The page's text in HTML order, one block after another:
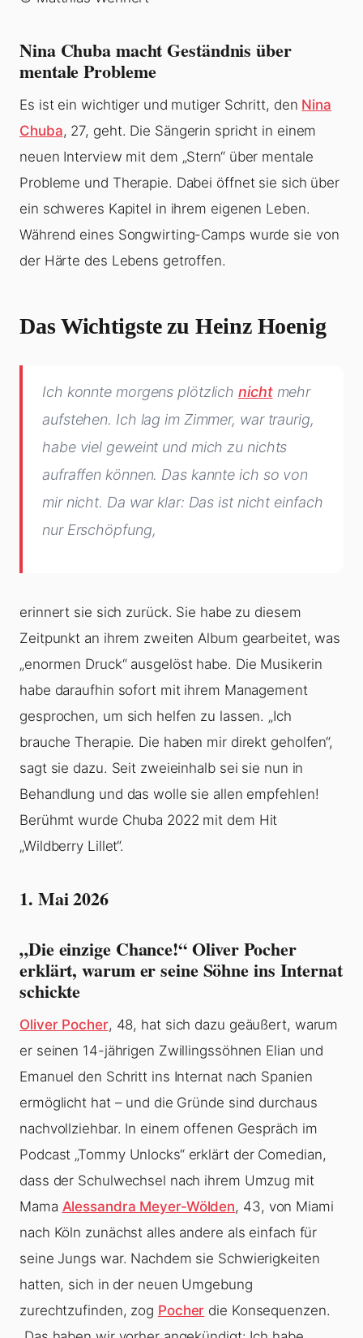
Nina Chuba macht Geständnis über
mentale Probleme
Es ist ein wichtiger und mutiger Schritt, den Nina
Chuba, 27, geht. Die Sängerin spricht in einem
neuen Interview mit dem „Stern“ über mentale
Probleme und Therapie. Dabei öffnet sie sich über
ein schweres Kapitel in ihrem eigenen Leben.
Während eines Songwirting-Camps wurde sie von
der Härte des Lebens getroffen.
Das Wichtigste zu Heinz Hoenig
Ich konnte morgens plötzlichnichtmehr
aufstehen. Ich lag im Zimmer, war traurig,
habe viel geweint und mich zu nichts
aufraffen können. Das kannte ich so von
mir nicht. Da war klar: Das ist nicht einfach
nur Erschöpfung,
erinnert sie sich zurück. Sie habe zu diesem
Zeitpunkt an ihrem zweiten Album gearbeitet, was
„enormen Druck“ ausgelöst habe. Die Musikerin
habe daraufhin sofort mit ihrem Management
gesprochen, um sich helfen zu lassen. „Ich
brauche Therapie. Die haben mir direkt geholfen“,
sagt sie dazu. Seit zweieinhalb sei sie nun in
Behandlung und das wolle sie allen empfehlen!
Berühmt wurde Chuba 2022 mit dem Hit
„Wildberry Lillet“.
1. Mai 2026
„Die einzige Chance!“ Oliver Pocher
erklärt, warum er seine Söhne ins Internat
schickte
Oliver Pocher, 48, hat sich dazu geäußert, warum
er seinen 14-jährigen Zwillingssöhnen Elian und
Emanuel den Schritt ins Internat nach Spanien
ermöglicht hat – und die Gründe sind durchaus
nachvollziehbar. In einem offenen Gespräch im
Podcast „Tommy Unlocks“ erklärt der Comedian,
dass der Schulwechsel nach ihrem Umzug mit
Mama Alessandra Meyer-Wölden, 43, von Miami
nach Köln zunächst alles andere als einfach für
seine Jungs war. Nachdem sie Schwierigkeiten
hatten, sich in der neuen Umgebung
zurechtzufinden, zog Pocher die Konsequenzen.